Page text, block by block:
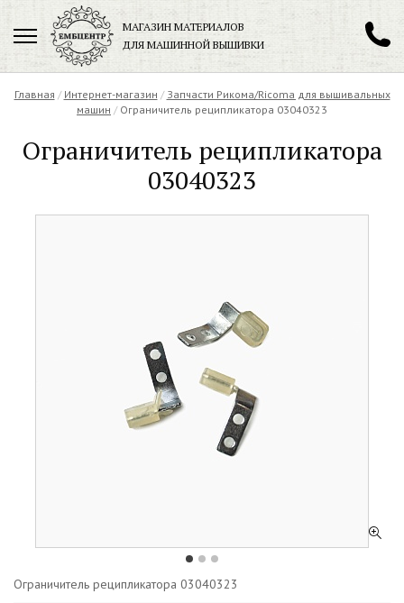
МАГАЗИН МАТЕРИАЛОВ
ДЛЯ МАШИННОЙ ВЫШИВКИ
+7 (901) 271-89-89
Заказать обратный звонок
Главная / Интернет-магазин / Запчасти Рикома/Ricoma для вышивальных
машин / Ограничитель реципликатора 03040323
Ограничитель реципликатора
03040323
Ограничитель реципликатора 03040323